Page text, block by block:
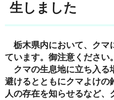
生しました
栃木県内において、クマ
ています。御注意ください。
クマの生息地に立ち入る
避けるとともにクマよけの
人の存在を知らせるなど